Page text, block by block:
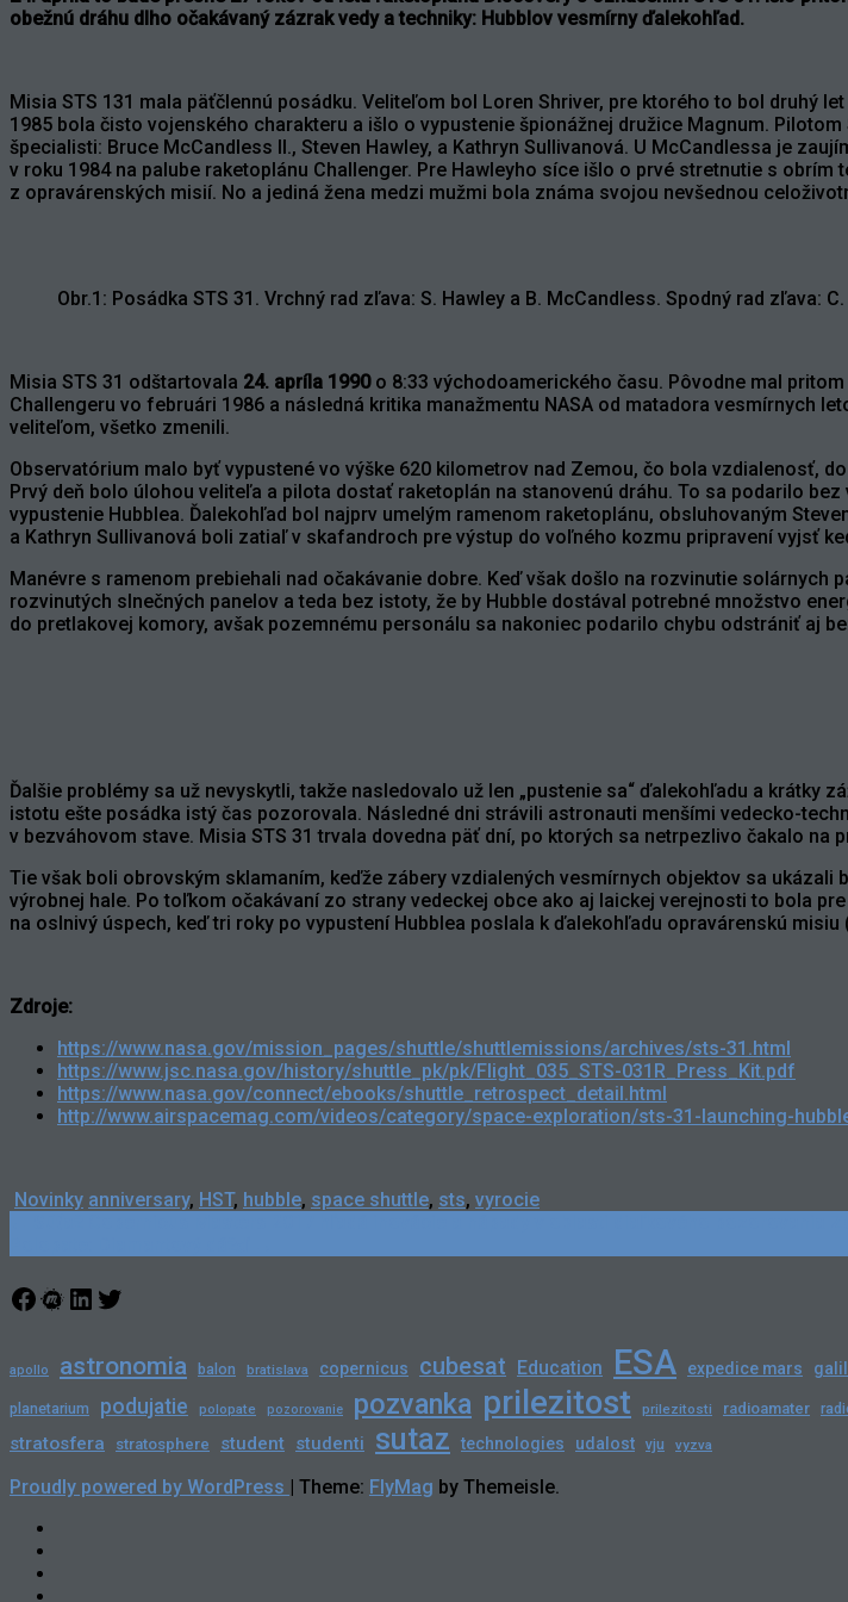
obežnú dráhu dlho očakávaný zázrak vedy a techniky: Hubblov vesmírny ďalekohľad.
Misia STS 131 mala päťčlennú posádku. Veliteľom bol Loren Shriver, pre ktorého to bol druhý
1985 bola čisto vojenského charakteru a išlo o vypustenie špionážnej družice Magnum.
špecialisti: Bruce McCandless II., Steven Hawley, a Kathryn Sullivanová. U McCandlessa je
v roku 1984 na palube raketoplánu Challenger. Pre Hawleyho síce išlo o prvé stretnutie s
z opravárenských misií. No a jediná žena medzi mužmi bola známa svojou nevšednou
Obr.1: Posádka STS 31. Vrchný rad zľava: S. Hawley a B. McCandless. Spodný rad zľava:
Misia STS 31 odštartovala 24. apríla 1990o 8:33 východoamerického času. Pôvodne mal
Challengeru vo februári 1986 a následná kritika manažmentu NASA od matadora vesmírnych
veliteľom, všetko zmenili.
Observatórium malo byť vypustené vo výške 620 kilometrov nad Zemou, čo bola vzdialenosť,
Prvý deň bolo úlohou veliteľa a pilota dostať raketoplán na stanovenú dráhu. To sa podarilo
vypustenie Hubblea. Ďalekohľad bol najprv umelým ramenom raketoplánu, obsluhovaným
a Kathryn Sullivanová boli zatiaľ v skafandroch pre výstup do voľného kozmu pripravení vyjsť
Manévre s ramenom prebiehali nad očakávanie dobre. Keď však došlo na rozvinutie
rozvinutých slnečných panelov a teda bez istoty, že by Hubble dostával potrebné množstvo
do pretlakovej komory, avšak pozemnému personálu sa nakoniec podarilo chybu odstrániť aj
Ďalšie problémy sa už nevyskytli, takže nasledovalo už len „pustenie sa“ ďalekohľadu a
istotu ešte posádka istý čas pozorovala. Následné dni strávili astronauti menšími vedecko-
v bezváhovom stave. Misia STS 31 trvala dovedna päť dní, po ktorých sa netrpezlivo čakalo na
Tie však boli obrovským sklamaním, keďže zábery vzdialených vesmírnych objektov sa
výrobnej hale. Po toľkom očakávaní zo strany vedeckej obce ako aj laickej verejnosti to bola
na oslnivý úspech, keď tri roky po vypustení Hubblea poslala k ďalekohľadu opravárenskú
Zdroje:
https://www.nasa.gov/mission_pages/shuttle/shuttlemissions/archives/sts-31.html
https://www.jsc.nasa.gov/history/shuttle_pk/pk/Flight_035_STS-031R_Press_Kit.pdf
https://www.nasa.gov/connect/ebooks/shuttle_retrospect_detail.html
http://www.airspacemag.com/videos/category/space-exploration/sts-31-launching-
Novinky anniversary, HST, hubble, space shuttle, sts, vyrocie
Facebook
Meetup
LinkedIn
Twitter
apollo astronomia balon bratislava copernicus cubesat Education ESA expedice mars
planetarium podujatie polopate pozorovanie pozvanka prilezitost prilezitosti radioamater
stratosfera stratosphere student studenti sutaz technologies udalost vju vyzva
Proudly powered by WordPress | Theme: FlyMag by Themeisle.